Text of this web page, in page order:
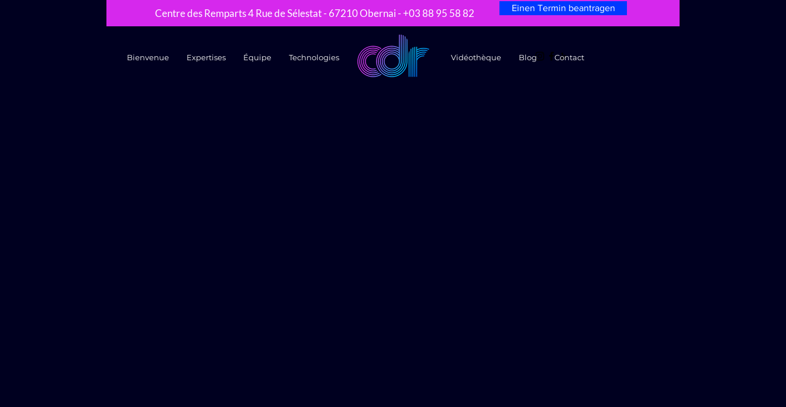
Centre des Remparts 4 Rue de Sélestat - 67210 Obernai - +03 88 95 58 82
Bienvenue Expertises Équipe Technologies
Einen Termin beantragen
Vidéothèque Blog Contact